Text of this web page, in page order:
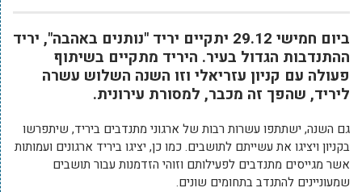
ביום חמישי 29.12 יתקיים יריד "נותנים באהבה", יריד
ההתנדבות הגדול בעיר. היריד מתקיים בשיתוף
פעולה עם קניון עזריאלי וזו השנה השלוש עשרה
ליריד, שהפך זה מכבר, למסורת עירונית.
גם השנה, ישתתפו עשרות רבות של ארגוני מתנדבים ביריד, שיתפרשו
בקניון ויציגו את עשייתם לתושבים. כמו כן, יציגו ביריד ארגונים ועמותות
אשר מגייסים מתנדבים לפעילותם וזוהי הזדמנות עבור תושבים
שמעוניינים להתנדב בתחומים שונים.